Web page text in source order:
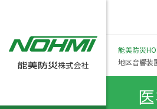
能美防災
地区音響装